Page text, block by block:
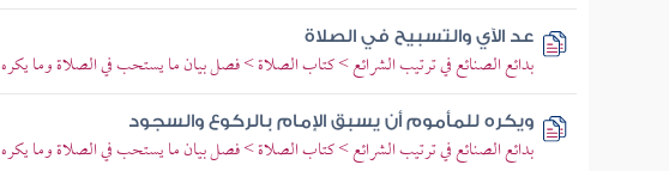
عد الآي والتسبيح في الصلاة
بدائع الصنائع في ترتيب الشرائع > كتاب الصلاة > فصل بيان ما يستحب في الصلاة وما يكره
ويكره للمأموم أن يسبق الإمام بالركوع والسجود
بدائع الصنائع في ترتيب الشرائع > كتاب الصلاة > فصل بيان ما يستحب في الصلاة وما يكره